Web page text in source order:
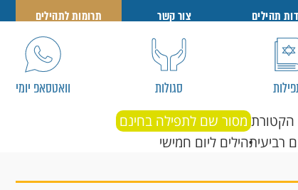
תהילים צור קשר תרומות לתהילים
סגולות וואטסאפ יומי
הקטורת מסור שם לתפילה בחינם
רביעיתהילים ליום חמישי